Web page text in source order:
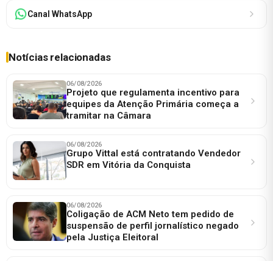
Canal WhatsApp
Notícias relacionadas
06/08/2026
Projeto que regulamenta incentivo para
equipes da Atenção Primária começa a
tramitar na Câmara
06/08/2026
Grupo Vittal está contratando Vendedor
SDR em Vitória da Conquista
06/08/2026
Coligação de ACM Neto tem pedido de
suspensão de perfil jornalístico negado
pela Justiça Eleitoral